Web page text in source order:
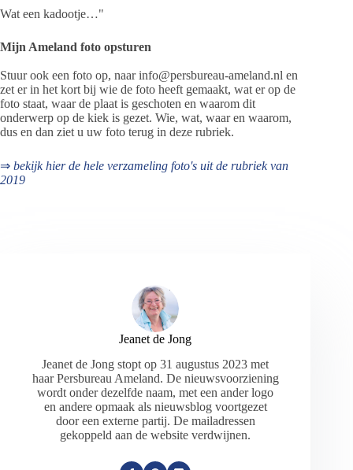
Wat een kadootje…"
Mijn Ameland foto opsturen
Stuur ook een foto op, naar info@persbureau-ameland.nl en
zet er in het kort bij wie de foto heeft gemaakt, wat er op de
foto staat, waar de plaat is geschoten en waarom dit
onderwerp op de kiek is gezet. Wie, wat, waar en waarom,
dus en dan ziet u uw foto terug in deze rubriek.
⇒ bekijk hier de hele verzameling foto's uit de rubriek van
2019
Jeanet de Jong
Jeanet de Jong stopt op 31 augustus 2023 met
haar Persbureau Ameland. De nieuwsvoorziening
wordt onder dezelfde naam, met een ander logo
en andere opmaak als nieuwsblog voortgezet
door een externe partij. De mailadressen
gekoppeld aan de website verdwijnen.